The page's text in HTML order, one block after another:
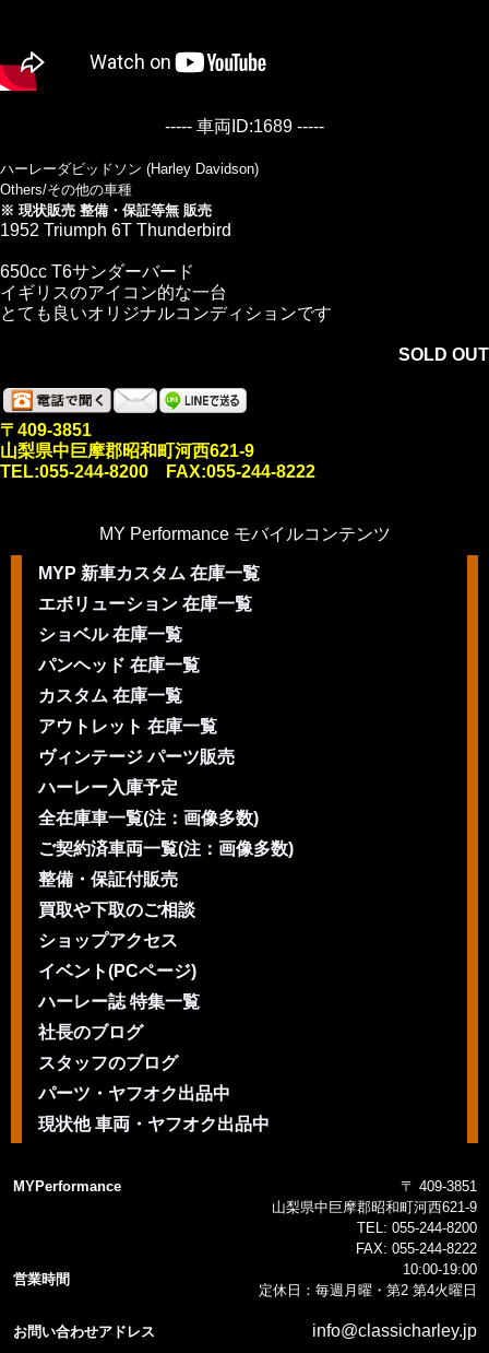
----- 車両ID:1689 -----
ハーレーダビッドソン (Harley Davidson)
Others/その他の車種
※ 現状販売 整備・保証等無 販売
1952 Triumph 6T Thunderbird
650cc T6サンダーバード
イギリスのアイコン的な一台
とても良いオリジナルコンディションです
SOLD OUT
〒409-3851
山梨県中巨摩郡昭和町河西621-9
TEL:055-244-8200 FAX:055-244-8222
MY Performance モバイルコンテンツ
MYP 新車カスタム 在庫一覧
エボリューション 在庫一覧
ショベル 在庫一覧
パンヘッド 在庫一覧
カスタム 在庫一覧
アウトレット 在庫一覧
ヴィンテージ パーツ販売
ハーレー入庫予定
全在庫車一覧(注：画像多数)
ご契約済車両一覧(注：画像多数)
整備・保証付販売
買取や下取のご相談
ショップアクセス
イベント(PCページ)
ハーレー誌 特集一覧
社長のブログ
スタッフのブログ
パーツ・ヤフオク出品中
現状他 車両・ヤフオク出品中
MYPerformance
〒 409-3851
山梨県中巨摩郡昭和町河西621-9
TEL: 055-244-8200
FAX: 055-244-8222
営業時間
10:00-19:00
定休日：毎週月曜・第2 第4火曜日
お問い合わせアドレス info@classicharley.jp